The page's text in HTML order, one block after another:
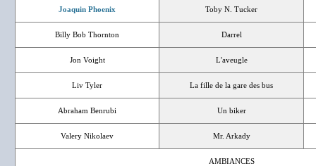
Joaquin Phoenix Toby N. Tucker
Billy Bob Thornton Darrel
Jon Voight L'aveugle
Liv Tyler La fille de la gare des bus
Abraham Benrubi Un biker
Valery Nikolaev Mr. Arkady
AMBIANCES